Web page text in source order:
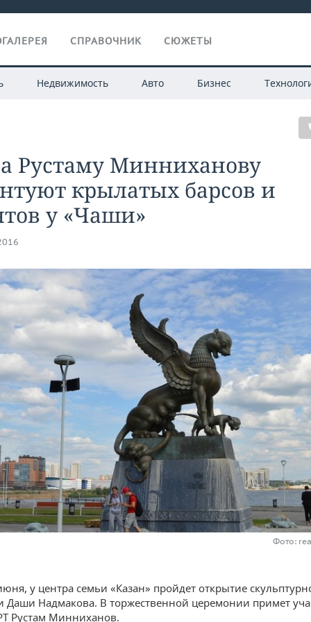
СПРАВОЧНИК СЮЖЕТЫ
Недвижимость Авто Бизнес
Рустаму Минниханову
крылатых барсов и
у «Чаши»
Фото:
у центра семьи «Казан» пройдет открытие
Даши Надмакова. В торжественной церемонии примет
Рустам Минниханов.